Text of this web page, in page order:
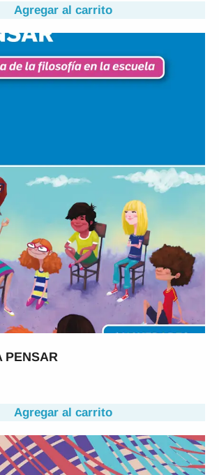
Agregar al carrito
PENSAR
Agregar al carrito